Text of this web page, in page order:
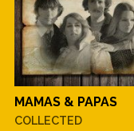
MAMAS & PAPAS
COLLECTED